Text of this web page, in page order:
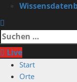
Suchen
nach:
Live
Start
Orte